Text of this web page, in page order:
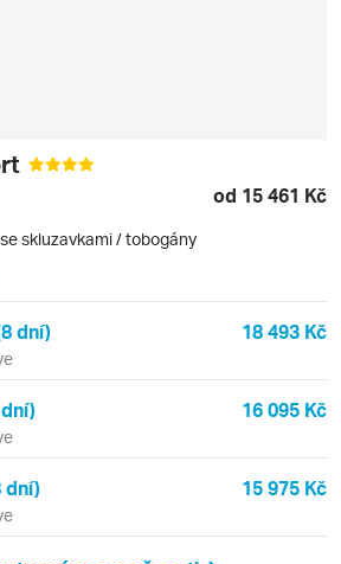
od 15 461 Kč
skluzavkami / tobogány
dní) 18 493 Kč
16 095 Kč
dní) 15 975 Kč